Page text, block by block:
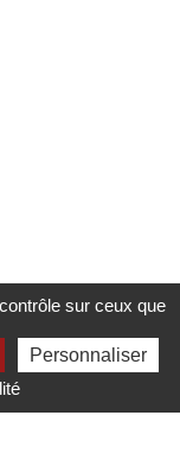
sur ceux que
Personnaliser